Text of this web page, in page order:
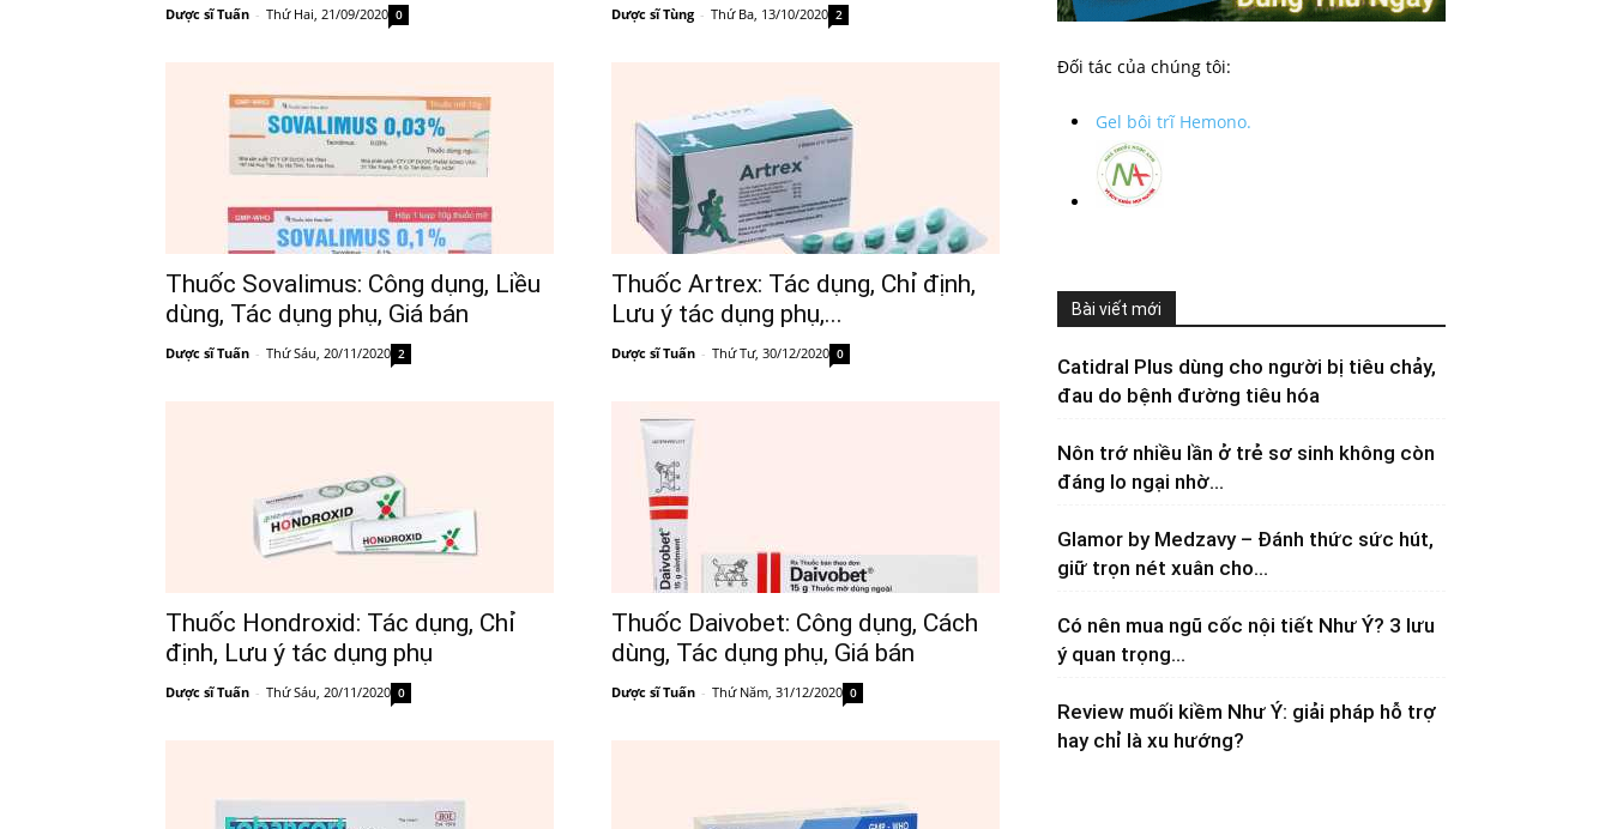
Dược sĩ Tuấn - Thứ Hai, 21/09/2020 0 Dược sĩ Tùng - Thứ Ba, 13/10/2020 2
Thuốc Sovalimus: Công dụng, Liều
dùng, Tác dụng phụ, Giá bán
Dược sĩ Tuấn - Thứ Sáu, 20/11/2020 2
Thuốc Artrex: Tác dụng, Chỉ định,
Lưu ý tác dụng phụ,...
Dược sĩ Tuấn - Thứ Tư, 30/12/2020 0
Thuốc Hondroxid: Tác dụng, Chỉ
định, Lưu ý tác dụng phụ
Dược sĩ Tuấn - Thứ Sáu, 20/11/2020 0
Thuốc Daivobet: Công dụng, Cách
dùng, Tác dụng phụ, Giá bán
Dược sĩ Tuấn - Thứ Năm, 31/12/2020 0
Đối tác của chúng tôi:
Gel bôi trĩ Hemono.
Bài viết mới
Catidral Plus dùng cho người bị tiêu chảy,
đau do bệnh đường tiêu hóa
Nôn trớ nhiều lần ở trẻ sơ sinh không còn
đáng lo ngại nhờ...
Glamor by Medzavy – Đánh thức sức hút,
giữ trọn nét xuân cho...
Có nên mua ngũ cốc nội tiết Như Ý? 3 lưu
ý quan trọng...
Review muối kiềm Như Ý: giải pháp hỗ trợ
hay chỉ là xu hướng?